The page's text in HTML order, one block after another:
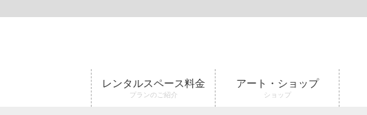
レンタルスペース料金
プランのご紹介
アート・ショップ
ショップ